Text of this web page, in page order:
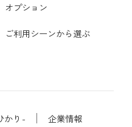
オプション
ご利用シーンから選ぶ
かり- 企業情報